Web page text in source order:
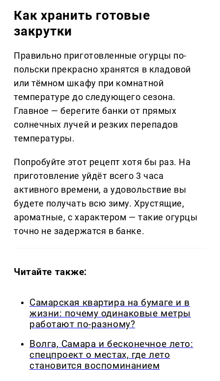
Как хранить готовые
закрутки
Правильно приготовленные огурцы по-
польски прекрасно хранятся в кладовой
или тёмном шкафу при комнатной
температуре до следующего сезона.
Главное — берегите банки от прямых
солнечных лучей и резких перепадов
температуры.
Попробуйте этот рецепт хотя бы раз. На
приготовление уйдёт всего 3 часа
активного времени, а удовольствие вы
будете получать всю зиму. Хрустящие,
ароматные, с характером — такие огурцы
точно не задержатся в банке.
Читайте также:
Самарская квартира на бумаге и в
жизни: почему одинаковые метры
работают по-разному?
Волга, Самара и бесконечное лето:
спецпроект о местах, где лето
становится воспоминанием